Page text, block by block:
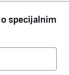
specijalnim